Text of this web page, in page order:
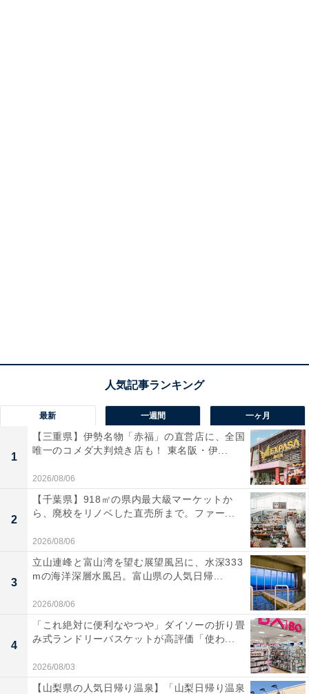
最新 一週間 一ヶ月
1
【三重県】伊勢名物「赤福」の直営店に、全国
唯一のコメダ大判焼き店も！ 東名阪・伊...
2026/08/06
2
【千葉県】918㎡の県内最大級マーケットか
ら、廃校をリノベした直売所まで。ファー...
2026/08/06
3
立山連峰と富山湾を望む展望風呂に、水深333
mの海洋深層水風呂。富山県の人気日帰...
2026/08/06
4
「これ絶対に便利なやつや」ダイソーの折り畳
み式ランドリーバスケットが高評価「使わ...
2026/08/03
【山梨県の人気日帰り温泉】「山梨日帰り温泉